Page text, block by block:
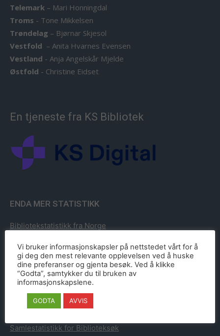
Telemark – Mari Honningdal
Troms - Tone Mikkelsen
Trøndelag – Bjørnar Skjesol
Vestfold – Anita Hvarnes Evensen
Vestland - Anja Angelskår Mjelde
Østfold - Christine Eidset
En tjeneste fra KS Bibliotek
ENDA MER STATISTIKK
Bibliotekstatistikk fra Norge
Bibliotekstatistikk fra Sverige
Bibliotekstatistikk fra Danmark
Bibliotekstatistikk fra Finland
Samlestatistikk for Biblioteksøk
Vi bruker informasjonskapsler på nettstedet vårt for å
gi deg den mest relevante opplevelsen ved å huske
dine preferanser og gjenta besøk. Ved å klikke
“Godta”, samtykker du til bruken av
informasjonskapslene.
GODTA AVVIS